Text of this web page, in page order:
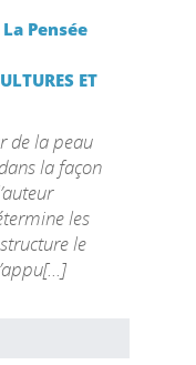
Pensée
ET
de la peau
la façon
les
le